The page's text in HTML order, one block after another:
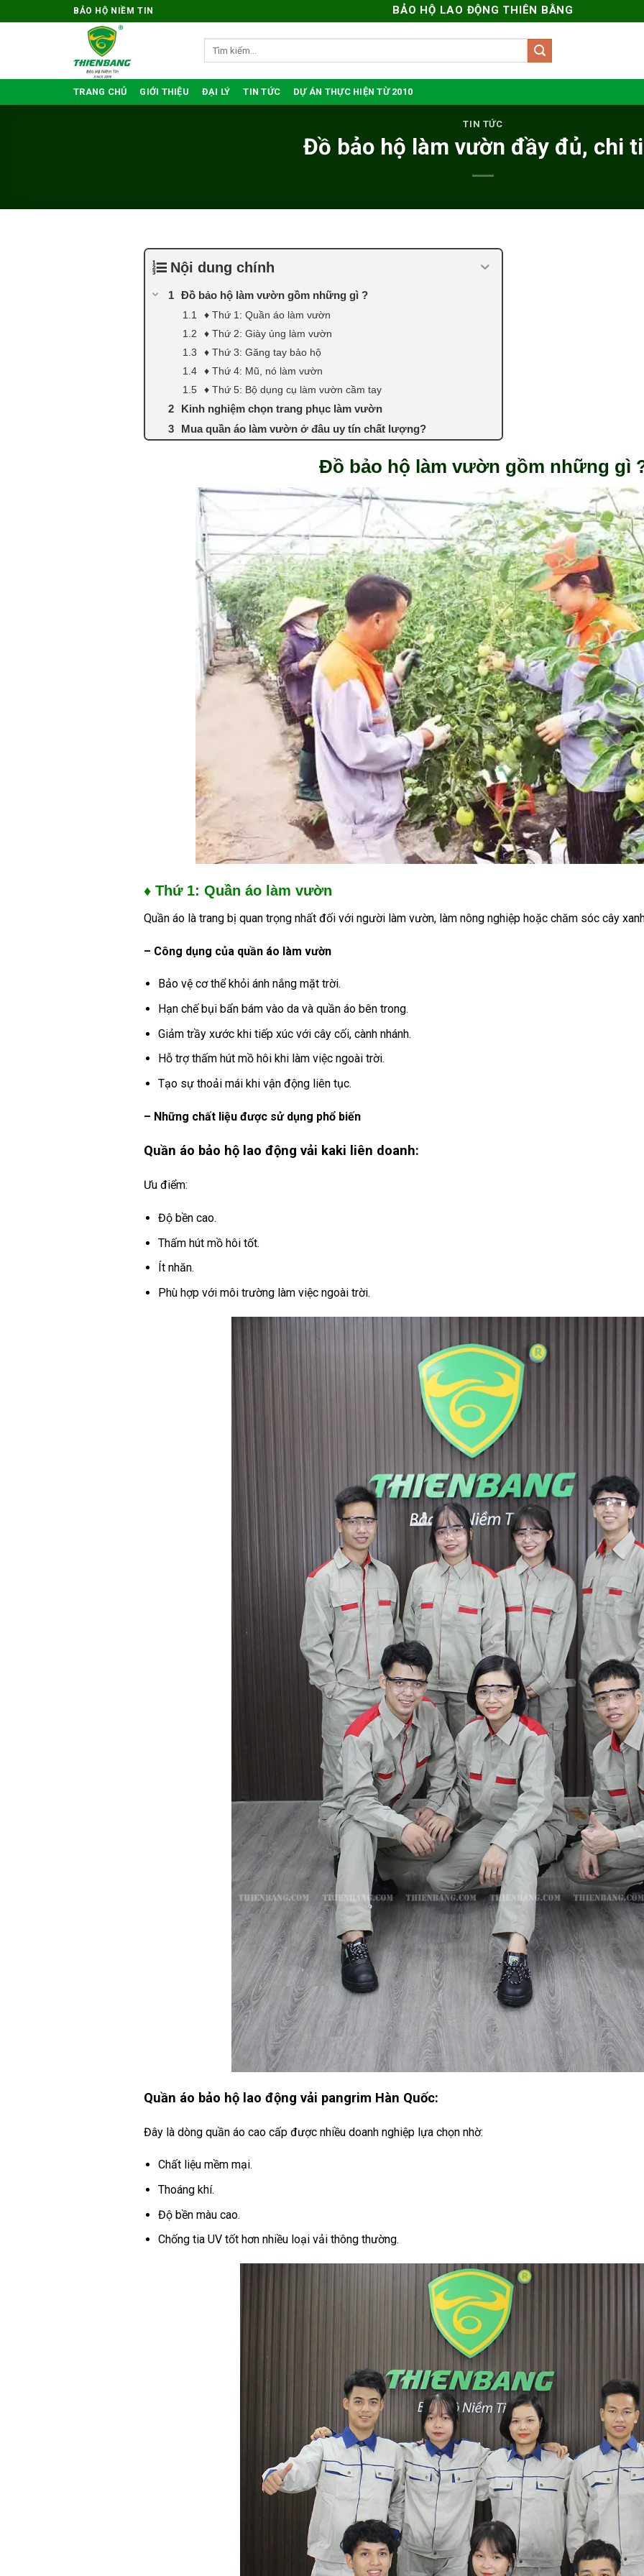
qua
BẢO HỘ NIỀM TIN BẢO HỘ LAO ĐỘNG THIÊN BẰNG
TRANG CHỦ GIỚI THIỆU ĐẠI LÝ TIN TỨC DỰ ÁN THỰC HIỆN TỪ 2010
TIN TỨC
Đồ bảo hộ làm vườn đầy đủ, chi
Nội dung chính
Đồ bảo hộ làm vườn gồm những gì ?
♦ Thứ 1: Quần áo làm vườn
♦ Thứ 2: Giày ủng làm vườn
♦ Thứ 3: Găng tay bảo hộ
♦ Thứ 4: Mũ, nó làm vườn
♦ Thứ 5: Bộ dụng cụ làm vườn cầm tay
Kinh nghiệm chọn trang phục làm vườn
Mua quần áo làm vườn ở đâu uy tín chất lượng?
Đồ bảo hộ làm vườn gồm những gì
♦ Thứ 1: Quần áo làm vườn
Quần áo là trang bị quan trọng nhất đối với người làm vườn, làm nông nghiệp hoặc chăm sóc cây
– Công dụng của quần áo làm vườn
Bảo vệ cơ thể khỏi ánh nắng mặt trời.
Hạn chế bụi bẩn bám vào da và quần áo bên trong.
Giảm trầy xước khi tiếp xúc với cây cối, cành nhánh.
Hỗ trợ thấm hút mồ hôi khi làm việc ngoài trời.
Tạo sự thoải mái khi vận động liên tục.
– Những chất liệu được sử dụng phổ biến
Quần áo bảo hộ lao động vải kaki liên doanh:
Ưu điểm:
Độ bền cao.
Thấm hút mồ hôi tốt.
Ít nhăn.
Phù hợp với môi trường làm việc ngoài trời.
Quần áo bảo hộ lao động vải pangrim Hàn Quốc:
Đây là dòng quần áo cao cấp được nhiều doanh nghiệp lựa chọn nhờ:
Chất liệu mềm mại.
Thoáng khí.
Độ bền màu cao.
Chống tia UV tốt hơn nhiều loại vải thông thường.